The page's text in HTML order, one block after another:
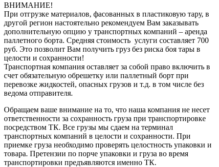
ВНИМАНИЕ!
При отгрузке материалов, фасованных в пластиковую тару, в
другой регион настоятельно рекомендуем Вам заказывать
дополнительную опцию у транспортных компаний – аренда
паллетного борта. Средняя стоимость услуги составляет 700
руб. Это позволит Вам получить груз без риска боя тары в
целости и сохранности!
Транспортная компания оставляет за собой право включить в
счет обязательную обрешетку или паллетный борт при
перевозке жидкостей, опасных грузов и т.д. в том числе без
ведома отправителя.
Обращаем ваше внимание на то, что наша компания не несет
ответственности за сохранность груза при транспортировке
посредством ТК. Все грузы мы сдаем на терминал
транспортных компаний в целости и сохранности. При
приемке груза необходимо проверять целостность упаковки и
товара. Претензии по порче упаковки и груза во время
транспортировки предъявляются именно ТК.